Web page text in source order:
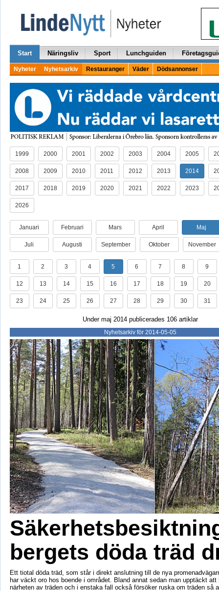
Start Näringsliv Sport Lunchguiden
Nyheter Nyhetsarkiv Restauranger Väder Dödsannonser
1999 2000 2001 2002 2003 2004 2005
2008 2009 2010 2011 2012 2013 2014
2017 2018 2019 2020 2021 2022 2023
2026
Januari Februari Mars April Maj
Juli Augusti September Oktober November
1 2 3 4 5 6 7 8 9
12 13 14 15 16 17 18 19 20
23 24 25 26 27 28 29 30 31
Under maj 2014 publicerades 106 artiklar
Nyhetsarkiv för 2014-05-05
bergets döda träd
Ett tiotal döda träd, som står i direkt anslutning till de nya
har väckt oro hos boende i området. Bland annat sedan man upptäckt att
närheten av träden och i enstaka fall också försöker ruska om träden så